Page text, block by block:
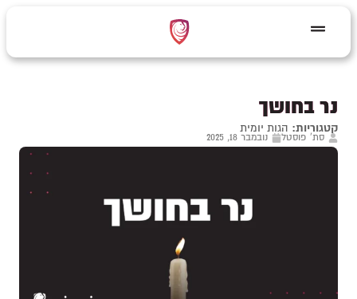
נר בחושך
קטגוריות: הגות יומית
סת' פוסטל נובמבר 18, 2025